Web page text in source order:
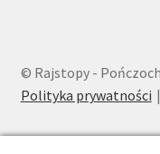
© Rajstopy -
Polityka prywatności